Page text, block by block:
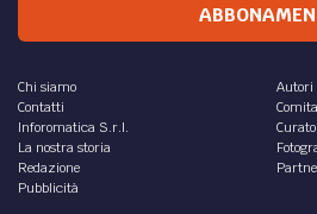
Chi siamo
Contatti
Inforomatica S.r.l.
La nostra storia
Redazione
Pubblicità
Autori